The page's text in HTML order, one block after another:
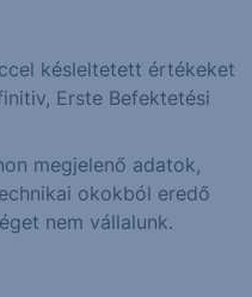
késleltetett értékeket
Erste Befektetési
megjelenő adatok,
okokból eredő
nem vállalunk.